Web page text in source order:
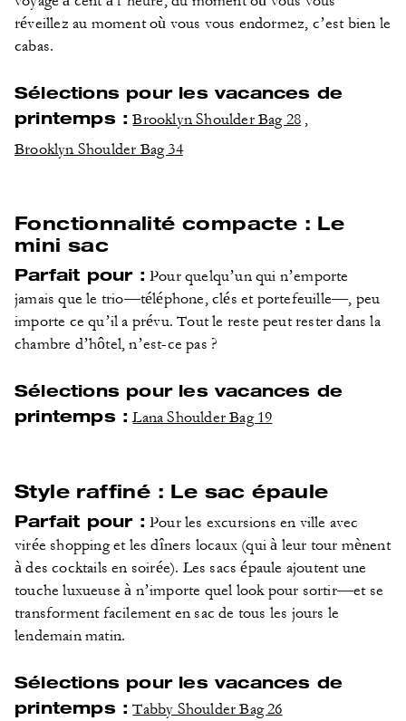
réveillez au moment où vous vous endormez, c’est bien le
cabas.
Sélections pour les vacances de
printemps : Brooklyn Shoulder Bag 28 ,
Brooklyn Shoulder Bag 34
Fonctionnalité compacte : Le
mini sac
Parfait pour : Pour quelqu’un qui n’emporte
jamais que le trio—téléphone, clés et portefeuille—, peu
importe ce qu’il a prévu. Tout le reste peut rester dans la
chambre d’hôtel, n’est-ce pas ?
Sélections pour les vacances de
printemps : Lana Shoulder Bag 19
Style raffiné : Le sac épaule
Parfait pour : Pour les excursions en ville avec
virée shopping et les dîners locaux (qui à leur tour mènent
à des cocktails en soirée). Les sacs épaule ajoutent une
touche luxueuse à n’importe quel look pour sortir—et se
transforment facilement en sac de tous les jours le
lendemain matin.
Sélections pour les vacances de
printemps : Tabby Shoulder Bag 26